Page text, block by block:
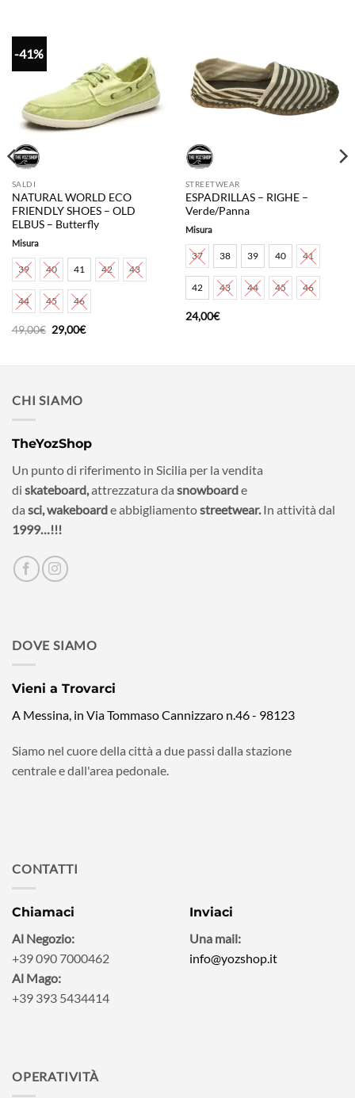
-41%
SALDI
NATURAL WORLD ECO
FRIENDLY SHOES – OLD
ELBUS – Butterfly
Misura
39 40 41 42 43
44 45 46
49,00€ Il
prezzo
29,00€Il
STREETWEAR
ESPADRILLAS – RIGHE –
Verde/Panna
Misura
37 38 39 40 41
42 43 44 45 46
24,00€
CHI SIAMO
TheYozShop
Un punto di riferimento in Sicilia per la vendita
di skateboard,attrezzatura da snowboarde
da sci,wakeboarde abbigliamentostreetwear.In attività dal
1999…!!!
DOVE SIAMO
Vieni a Trovarci
A Messina, in Via Tommaso Cannizzaro n.46 - 98123
Siamo nel cuore della città a due passi dalla stazione
centrale e dall'area pedonale.
CONTATTI
Chiamaci
Al Negozio:
+39 090 7000462
Al Mago:
+39 393 5434414
Inviaci
Una mail:
info@yozshop.it
OPERATIVITÀ